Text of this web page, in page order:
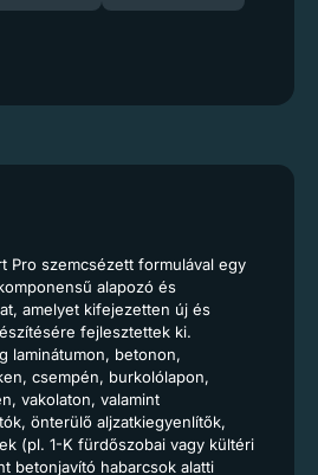
Pro szemcsézett formulával egy
alapozó és
amelyet kifejezetten új és
fejlesztettek ki.
laminátumon, betonon,
csempén, burkolólapon,
vakolaton, valamint
önterülő aljzatkiegyenlítők,
(pl. 1-K fürdőszobai vagy kültéri
betonjavító habarcsok alatti